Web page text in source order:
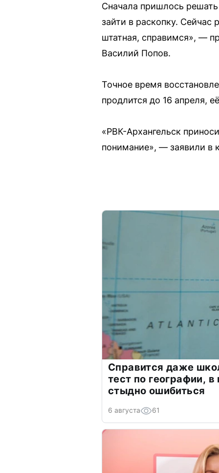
Сначала пришлось
зайти в раскопку.
штатная, справимся», —
Василий Попов.
Точное время
продлится до 16 апреля,
«РВК-Архангельск
понимание», — заявили в
Справится даже
тест по географии,
стыдно ошибиться
6 августа 61